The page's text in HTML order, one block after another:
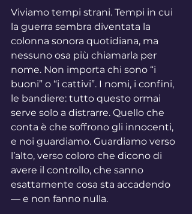
Viviamo tempi strani. Tempi in cui
la guerra sembra diventata la
colonna sonora quotidiana, ma
nessuno osa più chiamarla per
nome. Non importa chi sono “i
buoni” o “i cattivi”. I nomi, i confini,
le bandiere: tutto questo ormai
serve solo a distrarre. Quello che
conta è che soffrono gli innocenti,
e noi guardiamo. Guardiamo verso
l’alto, verso coloro che dicono di
avere il controllo, che sanno
esattamente cosa sta accadendo
— e non fanno nulla.